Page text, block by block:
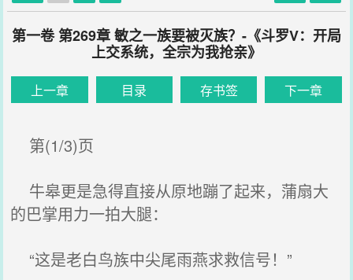
第一卷 第269章 敏之一族要被灭族？-《斗罗V：开局
上交系统，全宗为我抢亲》
上一章 目录 存书签 下一章
第(1/3)页
牛皋更是急得直接从原地蹦了起来，蒲扇大
的巴掌用力一拍大腿：
“这是老白鸟族中尖尾雨燕求救信号！”